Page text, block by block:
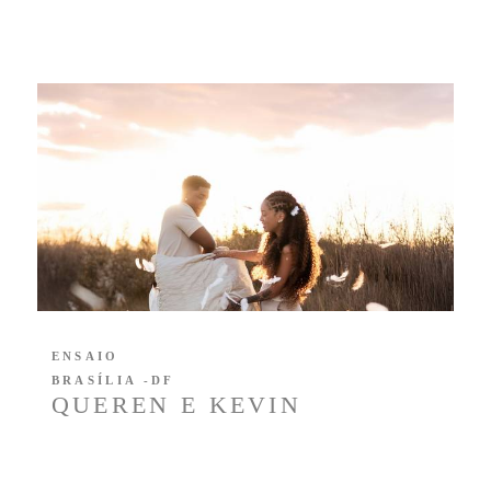
QUEREN E KEVIN
ENSAIO
BRASÍLIA -DF